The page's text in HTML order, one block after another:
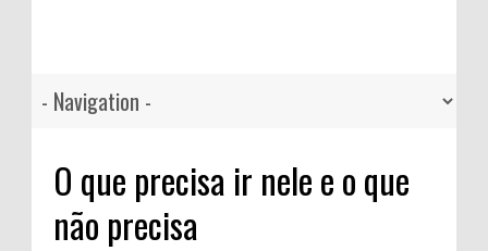
O que precisa ir nele e o que
não precisa